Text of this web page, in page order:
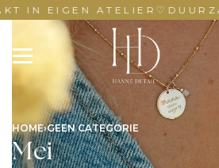
IN EIGEN ATELIER♡
HOME›GEEN CATEGORIE
Mei